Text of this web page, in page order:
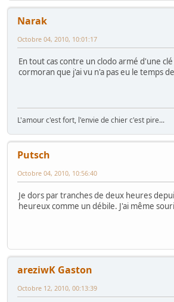
Narak
Octobre 04, 2010, 10:01:17
En tout cas contre un clodo armé d'une
cormoran que j'ai vu n'a pas eu le temps
L'amour c'est fort, l'envie de chier c'est pire...
Putsch
Octobre 04, 2010, 10:56:40
Je dors par tranches de deux heures
heureux comme un débile. J'ai même
areziwK Gaston
Octobre 12, 2010, 00:13:39